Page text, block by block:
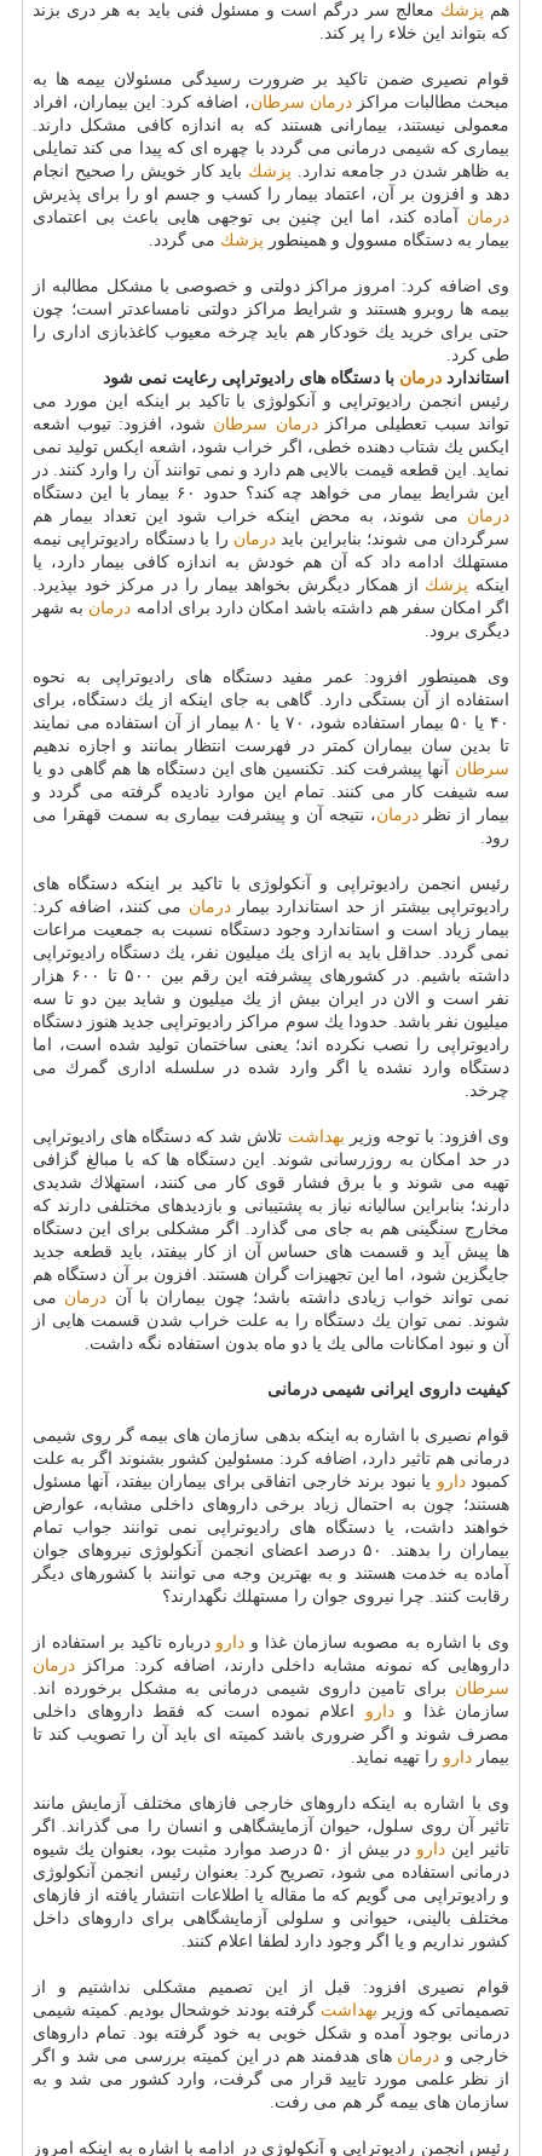
هم پزشك معالج سر درگم است و مسئول فنی باید به هر دری بزند
كه بتواند این خلاء را پر كند.
قوام نصیری ضمن تاكید بر ضرورت رسیدگی مسئولان بیمه ها به
مبحث مطالبات مراكزدرمان سرطان، اضافه كرد: این بیماران، افراد
معمولی نیستند، بیمارانی هستند كه به اندازه كافی مشكل دارند.
بیماری كه شیمی درمانی می گردد با چهره ای كه پیدا می كند تمایلی
به ظاهر شدن در جامعه ندارد. پزشك باید كار خویش را صحیح انجام
دهد و افزون بر آن، اعتماد بیمار را كسب و جسم او را برای پذیرش
درمان آماده كند، اما این چنین بی توجهی هایی باعث بی اعتمادی
بیمار به دستگاه مسوول و همینطور پزشك می گردد.
وی اضافه كرد: امروز مراكز دولتی و خصوصی با مشكل مطالبه از
بیمه ها روبرو هستند و شرایط مراكز دولتی نامساعدتر است؛ چون
حتی برای خرید یك خودكار هم باید چرخه معیوب كاغذبازی اداری را
طی كرد.
استاندارد درمان با دستگاه های رادیوتراپی رعایت نمی شود
رئیس انجمن رادیوتراپی و آنكولوژی با تاكید بر اینكه این مورد می
تواند سبب تعطیلی مراكزدرمان سرطان شود، افزود: تیوب اشعه
ایكس یك شتاب دهنده خطی، اگر خراب شود، اشعه ایكس تولید نمی
نماید. این قطعه قیمت بالایی هم دارد و نمی توانند آن را وارد كنند. در
این شرایط بیمار می خواهد چه كند؟ حدود ۶۰ بیمار با این دستگاه
درمان می شوند، به محض اینكه خراب شود این تعداد بیمار هم
سرگردان می شوند؛ بنابراین باید درمان را با دستگاه رادیوتراپی نیمه
مستهلك ادامه داد كه آن هم خودش به اندازه كافی بیمار دارد، یا
اینكه پزشك از همكار دیگرش بخواهد بیمار را در مركز خود بپذیرد.
اگر امكان سفر هم داشته باشد امكان دارد برای ادامه درمان به شهر
دیگری برود.
وی همینطور افزود: عمر مفید دستگاه های رادیوتراپی به نحوه
استفاده از آن بستگی دارد. گاهی به جای اینكه از یك دستگاه، برای
۴۰ یا ۵۰ بیمار استفاده شود، ۷۰ یا ۸۰ بیمار از آن استفاده می نمایند
تا بدین سان بیماران كمتر در فهرست انتظار بمانند و اجازه ندهیم
سرطان آنها پیشرفت كند. تكنسین های این دستگاه ها هم گاهی دو یا
سه شیفت كار می كنند. تمام این موارد نادیده گرفته می گردد و
بیمار از نظردرمان، نتیجه آن و پیشرفت بیماری به سمت قهقرا می
رود.
رئیس انجمن رادیوتراپی و آنكولوژی با تاكید بر اینكه دستگاه های
رادیوتراپی بیشتر از حد استاندارد بیماردرمان می كنند، اضافه كرد:
بیمار زیاد است و استاندارد وجود دستگاه نسبت به جمعیت مراعات
نمی گردد. حداقل باید به ازای یك میلیون نفر، یك دستگاه رادیوتراپی
داشته باشیم. در كشورهای پیشرفته این رقم بین ۵۰۰ تا ۶۰۰ هزار
نفر است و الان در ایران بیش از یك میلیون و شاید بین دو تا سه
میلیون نفر باشد. حدودا یك سوم مراكز رادیوتراپی جدید هنوز دستگاه
رادیوتراپی را نصب نكرده اند؛ یعنی ساختمان تولید شده است، اما
دستگاه وارد نشده یا اگر وارد شده در سلسله اداری گمرك می
چرخد.
وی افزود: با توجه وزیر بهداشت تلاش شد كه دستگاه های رادیوتراپی
در حد امكان به روزرسانی شوند. این دستگاه ها كه با مبالغ گزافی
تهیه می شوند و با برق فشار قوی كار می كنند، استهلاك شدیدی
دارند؛ بنابراین سالیانه نیاز به پشتیبانی و بازدیدهای مختلفی دارند كه
مخارج سنگینی هم به جای می گذارد. اگر مشكلی برای این دستگاه
ها پیش آید و قسمت های حساس آن از كار بیفتد، باید قطعه جدید
جایگزین شود، اما این تجهیزات گران هستند. افزون بر آن دستگاه هم
نمی تواند خواب زیادی داشته باشد؛ چون بیماران با آن درمان می
شوند. نمی توان یك دستگاه را به علت خراب شدن قسمت هایی از
آن و نبود امكانات مالی یك یا دو ماه بدون استفاده نگه داشت.
كیفیت داروی ایرانی شیمی درمانی
قوام نصیری با اشاره به اینكه بدهی سازمان های بیمه گر روی شیمی
درمانی هم تاثیر دارد، اضافه كرد: مسئولین كشور بشنوند اگر به علت
كمبوددارو یا نبود برند خارجی اتفاقی برای بیماران بیفتد، آنها مسئول
هستند؛ چون به احتمال زیاد برخی داروهای داخلی مشابه، عوارض
خواهند داشت، یا دستگاه های رادیوتراپی نمی توانند جواب تمام
بیماران را بدهند. ۵۰ درصد اعضای انجمن آنكولوژی نیروهای جوان
آماده به خدمت هستند و به بهترین وجه می توانند با كشورهای دیگر
رقابت كنند. چرا نیروی جوان را مستهلك نگهدارند؟
وی با اشاره به مصوبه سازمان غذا و دارو درباره تاكید بر استفاده از
داروهایی كه نمونه مشابه داخلی دارند، اضافه كرد: مراكز درمان
سرطان برای تامین داروی شیمی درمانی به مشكل برخورده اند.
سازمان غذا ودارو اعلام نموده است كه فقط داروهای داخلی
مصرف شوند و اگر ضروری باشد كمیته ای باید آن را تصویب كند تا
بیمار دارو را تهیه نماید.
وی با اشاره به اینكه داروهای خارجی فازهای مختلف آزمایش مانند
تاثیر آن روی سلول، حیوان آزمایشگاهی و انسان را می گذراند. اگر
تاثیر این دارو
در بیش از ۵۰ درصد موارد مثبت بود، بعنوان یك شیوه
درمانی استفاده می شود، تصریح كرد: بعنوان رئیس انجمن آنكولوژی
و رادیوتراپی می گویم كه ما مقاله یا اطلاعات انتشار یافته از فازهای
مختلف بالینی، حیوانی و سلولی آزمایشگاهی برای داروهای داخل
كشور نداریم و یا اگر وجود دارد لطفا اعلام كنند.
قوام نصیری افزود: قبل از این تصمیم مشكلی نداشتیم و از
تصمیماتی كه وزیر بهداشت گرفته بودند خوشحال بودیم. كمیته شیمی
درمانی بوجود آمده و شكل خوبی به خود گرفته بود. تمام داروهای
خارجی و درمان های هدفمند هم در این كمیته بررسی می شد و اگر
از نظر علمی مورد تایید قرار می گرفت، وارد كشور می شد و به
سازمان های بیمه گر هم می رفت.
رئیس انجمن رادیوتراپی و آنكولوژی در ادامه با اشاره به اینكه امروز